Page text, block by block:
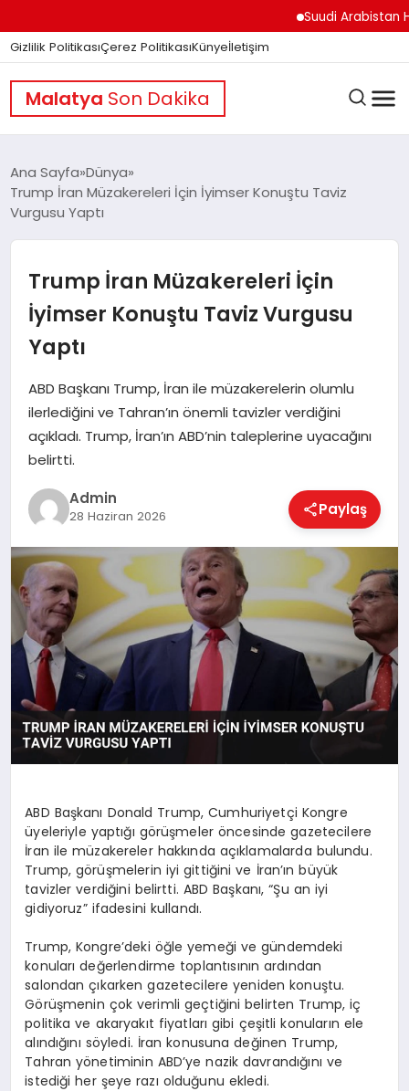
Suudi Arabistan
Gizlilik PolitikasıÇerez PolitikasıKünyeİletişim
Malatya Son Dakika
GÜNDEM
DÜNYA
EĞITIM
EKONOMI
MAGAZIN
SAĞLIK
SPOR
TEKNOLOJI
Ana Sayfa Dünya
Trump İran Müzakereleri İçin İyimser Konuştu Taviz
Vurgusu Yaptı
Trump İran Müzakereleri İçin
İyimser Konuştu Taviz Vurgusu
Yaptı
ABD Başkanı Trump, İran ile müzakerelerin olumlu
ilerlediğini ve Tahran’ın önemli tavizler verdiğini
açıkladı. Trump, İran’ın ABD’nin taleplerine uyacağını
belirtti.
Admin
28 Haziran 2026 Paylaş
ABD Başkanı Donald Trump, Cumhuriyetçi Kongre
üyeleriyle yaptığı görüşmeler öncesinde gazetecilere
İran ile müzakereler hakkında açıklamalarda bulundu.
Trump, görüşmelerin iyi gittiğini ve İran’ın büyük
tavizler verdiğini belirtti. ABD Başkanı, “Şu an iyi
gidiyoruz” ifadesini kullandı.
Trump, Kongre’deki öğle yemeği ve gündemdeki
konuları değerlendirme toplantısının ardından
salondan çıkarken gazetecilere yeniden konuştu.
Görüşmenin çok verimli geçtiğini belirten Trump, iç
politika ve akaryakıt fiyatları gibi çeşitli konuların ele
alındığını söyledi. İran konusuna değinen Trump,
Tahran yönetiminin ABD’ye nazik davrandığını ve
istediği her şeye razı olduğunu ekledi.